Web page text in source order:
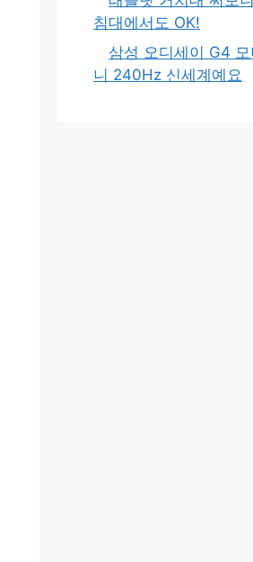
침대에서도 OK!
삼성 오디세이 G4
니 240Hz 신세계예요